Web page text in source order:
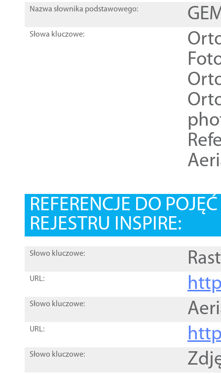
Nazwa słownika podstawowego:
Słowa kluczowe:
REFERENCJE DO
REJESTRU INSPIRE:
Słowo kluczowe:
URL:
Słowo kluczowe:
URL:
Słowo kluczowe: